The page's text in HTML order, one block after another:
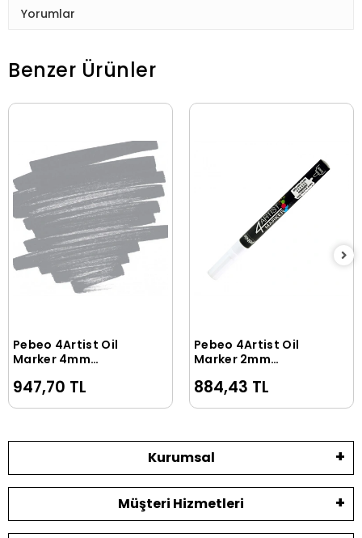
Yorumlar
Benzer Ürünler
Sepete Ekle
Pebeo 4Artist Oil
Marker 4mm
947,70 TL
Sepete Ekle
Pebeo 4Artist Oil
Marker 2mm
884,43 TL
Kurumsal
Müşteri Hizmetleri